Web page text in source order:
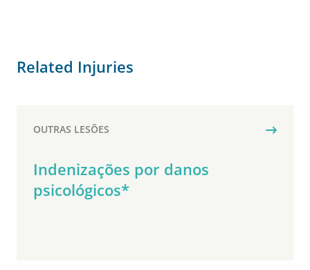
Related Injuries
OUTRAS LESÕES
Indenizações por danos
psicológicos*